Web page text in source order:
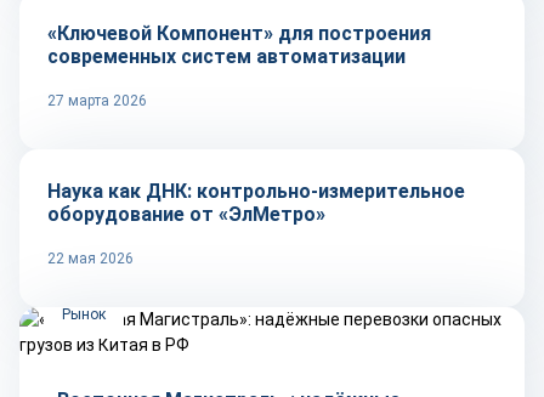
«Ключевой Компонент» для построения
современных систем автоматизации
27 марта 2026
Репортаж
Наука как ДНК: контрольно-измерительное
оборудование от «ЭлМетро»
22 мая 2026
Рынок